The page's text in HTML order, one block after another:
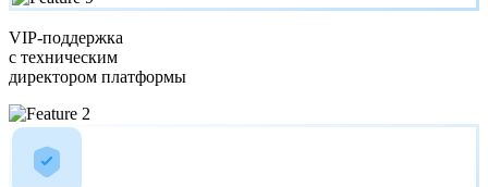
VIP-поддержка
с техническим
директором платформы